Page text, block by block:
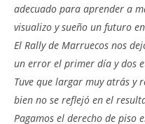
adecuado para aprender a
visualizo y sueño un futuro
El Rally de Marruecos nos
un error el primer día y dos
Tuve que largar muy atrás y
bien no se reflejó en el
Pagamos el derecho de piso